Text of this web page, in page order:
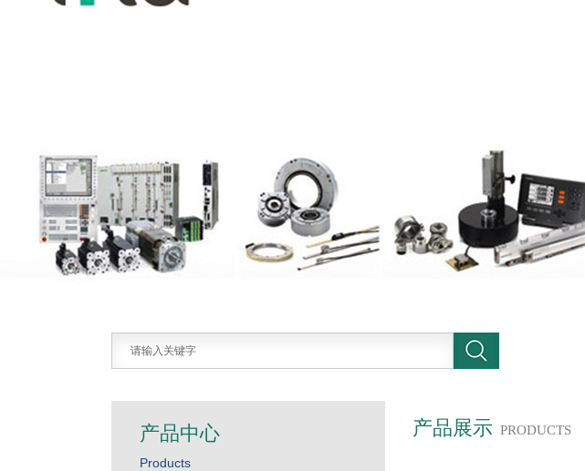
产品展示 PRODUCTS
产品中心
Products